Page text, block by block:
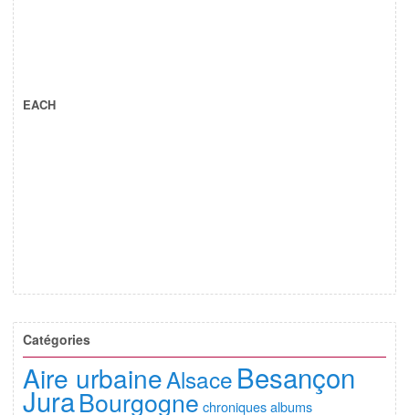
EACH
Catégories
Aire urbaineAlsace Besançon
JuraBourgogne chroniques albums